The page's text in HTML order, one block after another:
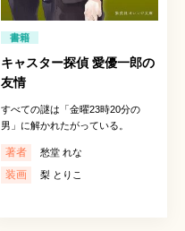
書籍
キャスター探偵 愛優一郎の
友情
すべての謎は「金曜23時20分の
男」に解かれたがっている。
著者 愁堂 れな
装画 梨 とりこ